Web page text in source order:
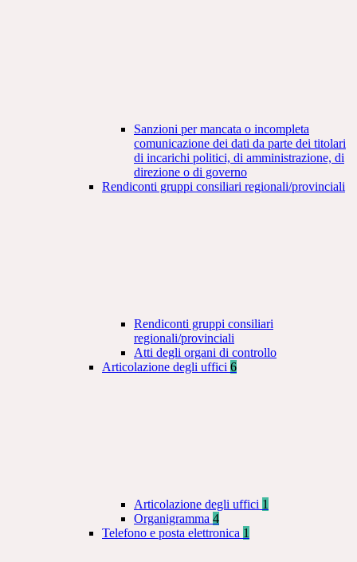
Sanzioni per mancata o incompleta
comunicazione dei dati da parte dei titolari
di incarichi politici, di amministrazione, di
direzione o di governo
Rendiconti gruppi consiliari regionali/provinciali
Rendiconti gruppi consiliari
regionali/provinciali
Atti degli organi di controllo
Articolazione degli uffici 6
Articolazione degli uffici 1
Organigramma 4
Telefono e posta elettronica 1